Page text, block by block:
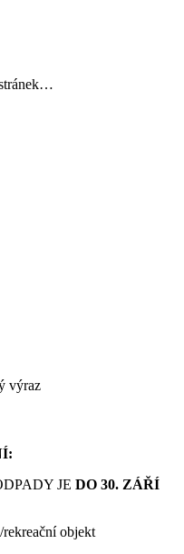
výraz
JE DO 30. ZÁŘÍ
objekt